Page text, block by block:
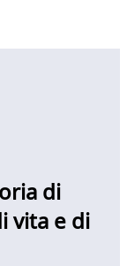
di
vita e di